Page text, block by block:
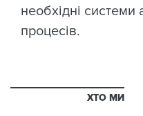
необхідні системи
процесів.
ХТО МИ